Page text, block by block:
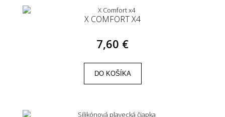
X COMFORT X4
7,60 €
DO KOŠÍKA